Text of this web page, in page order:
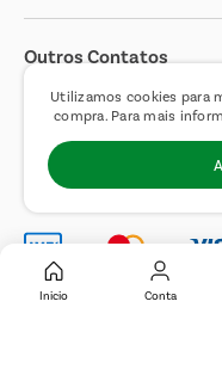
Utilizamos cookies para
compra. Para mais
Inicio Conta
Outros Contatos
Negócios Imobiliários
Trabalhe Conosco